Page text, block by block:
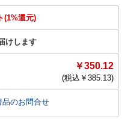
(1%還元)
けします
￥350.12
(税込￥ 385.13)
品のお問合せ